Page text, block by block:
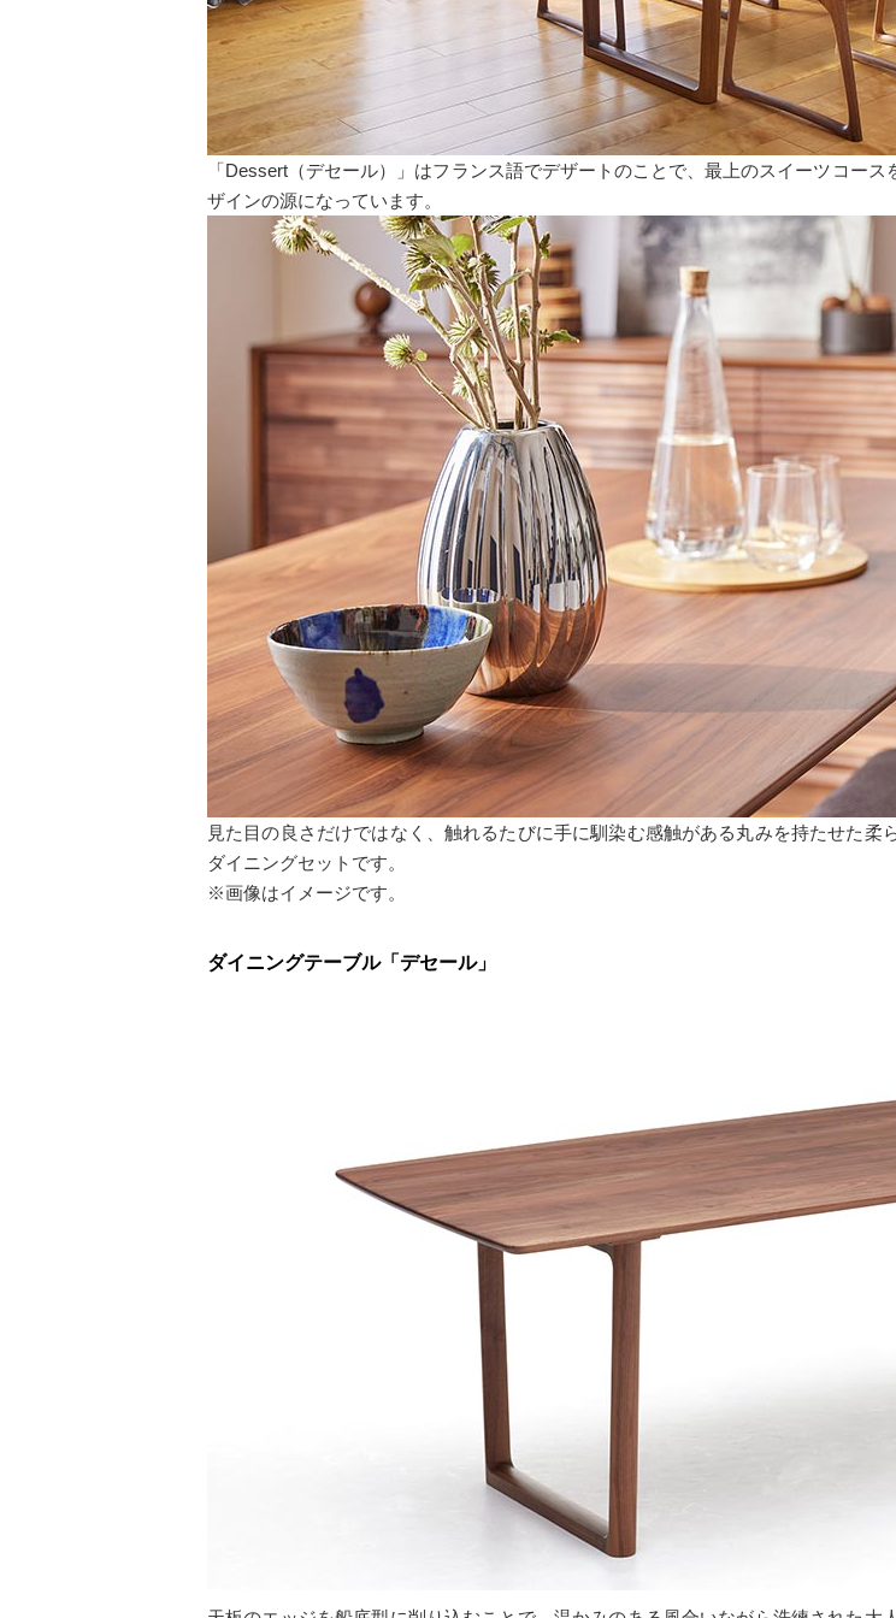
「Dessert（デセール）」はフランス語でデザートのことで、最上のスイーツコー
ザインの源になっています。
見た目の良さだけではなく、触れるたびに手に馴染む感触がある丸みを持たせた
ダイニングセットです。
※画像はイメージです。
ダイニングテーブル「デセール」